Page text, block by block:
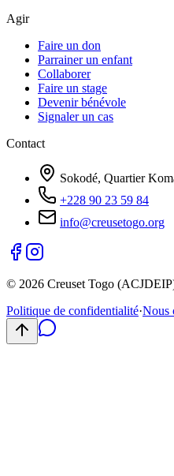
Agir
Faire un don
Parrainer un enfant
Collaborer
Faire un stage
Devenir bénévole
Signaler un cas
Contact
Sokodé, Quartier
+228 90 23 59 84
info@creusetogo.org
© 2026 Creuset Togo
Politique de confidentialité·Nous